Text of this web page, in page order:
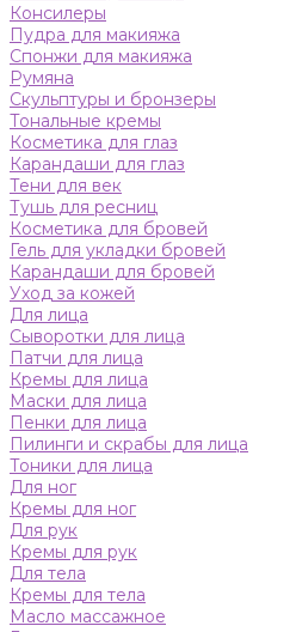
Консилеры
Пудра для макияжа
Спонжи для макияжа
Румяна
Скульптуры и бронзеры
Тональные кремы
Косметика для глаз
Карандаши для глаз
Тени для век
Тушь для ресниц
Косметика для бровей
Гель для укладки бровей
Карандаши для бровей
Уход за кожей
Для лица
Сыворотки для лица
Патчи для лица
Кремы для лица
Маски для лица
Пенки для лица
Пилинги и скрабы для лица
Тоники для лица
Для ног
Кремы для ног
Для рук
Кремы для рук
Для тела
Кремы для тела
Масло массажное